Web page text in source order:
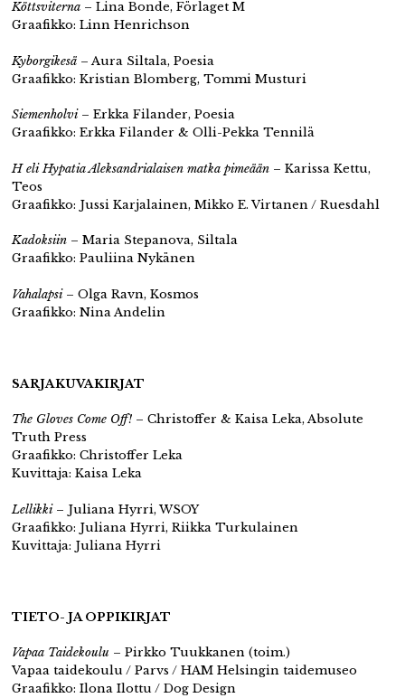
Köttsviterna – Lina Bonde, Förlaget M
Graafikko: Linn Henrichson
Kyborgikesä – Aura Siltala, Poesia
Graafikko: Kristian Blomberg, Tommi Musturi
Siemenholvi– Erkka Filander, Poesia
Graafikko: Erkka Filander & Olli-Pekka Tennilä
H eli Hypatia Aleksandrialaisen matka pimeään – Karissa Kettu,
Teos
Graafikko: Jussi Karjalainen, Mikko E. Virtanen / Ruesdahl
Kadoksiin – Maria Stepanova, Siltala
Graafikko: Pauliina Nykänen
Vahalapsi– Olga Ravn, Kosmos
Graafikko: Nina Andelin
SARJAKUVAKIRJAT
The Gloves Come Off! – Christoffer & Kaisa Leka, Absolute
Truth Press
Graafikko: Christoffer Leka
Kuvittaja: Kaisa Leka
Lellikki– Juliana Hyrri, WSOY
Graafikko: Juliana Hyrri, Riikka Turkulainen
Kuvittaja: Juliana Hyrri
TIETO- JA OPPIKIRJAT
Vapaa Taidekoulu – Pirkko Tuukkanen (toim.)
Vapaa taidekoulu / Parvs / HAM Helsingin taidemuseo
Graafikko: Ilona Ilottu / Dog Design